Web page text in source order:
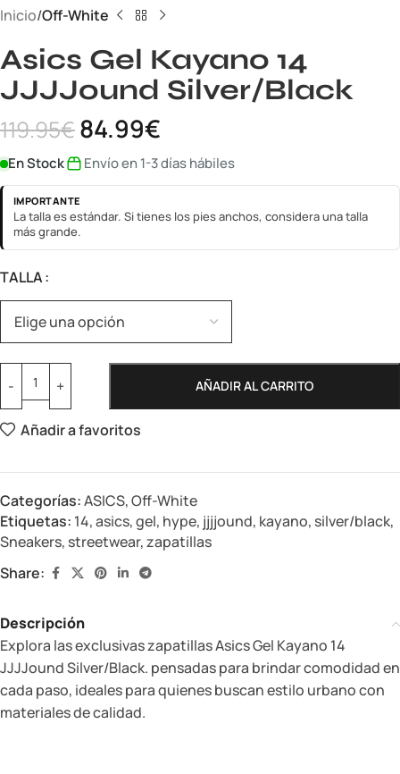
Inicio Off-White
Asics Gel Kayano 14
JJJJound Silver/Black
119.95€84.99€
En Stock Envío en 1-3 días hábiles
IMPORTANTE
La talla es estándar. Si tienes los pies anchos, considera una talla
más grande.
TALLA
AÑADIR AL CARRITO
Añadir a favoritos
Categorías:ASICS,Off-White
Etiquetas: 14,asics,gel, hype, jjjjound, kayano, silver/black,
Sneakers, streetwear,zapatillas
Share:
Descripción
Explora las exclusivas zapatillas Asics Gel Kayano 14
JJJJound Silver/Black. pensadas para brindar comodidad en
cada paso, ideales para quienes buscan estilo urbano con
materiales de calidad.